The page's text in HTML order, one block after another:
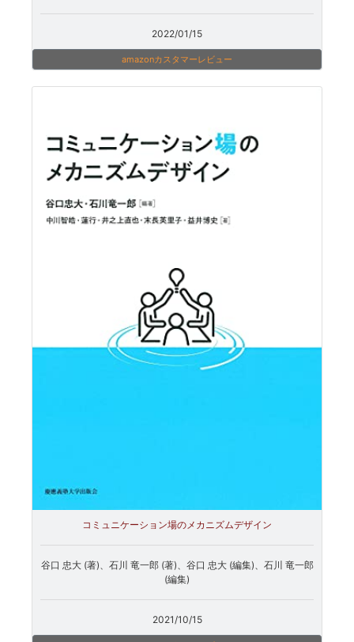
2022/01/15
amazonカスタマーレビュー
コミュニケーション場のメカニズムデザイン
谷口 忠大 (著)、石川 竜一郎 (著)、谷口 忠大 (編集)、石川 竜一郎
(編集)
2021/10/15